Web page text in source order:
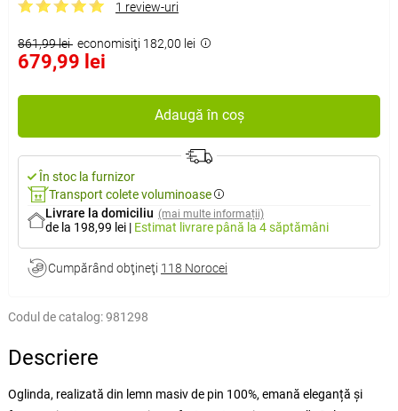
1 review-uri
861,99 lei economisiţi 182,00 lei
679,99 lei
Adaugă în coș
În stoc la furnizor
Transport colete voluminoase
Livrare la domiciliu (mai multe informații)
de la 198,99 lei | Estimat livrare până la 4 săptămâni
Cumpărând obţineţi 118 Norocei
Codul de catalog:981298
Descriere
Oglinda, realizată din lemn masiv de pin 100%, emană eleganță și